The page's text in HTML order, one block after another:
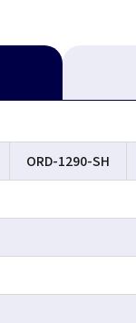
ORD-1290-SH